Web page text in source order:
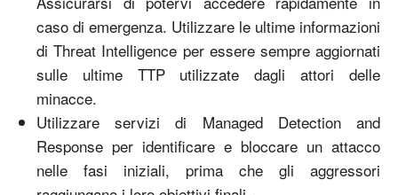
caso di emergenza. Utilizzare le ultime informazioni
di Threat Intelligence per essere sempre aggiornati
sulle ultime TTP utilizzate dagli attori delle
minacce.
Utilizzare servizi di Managed Detection and
Response per identificare e bloccare un attacco
nelle fasi iniziali, prima che gli aggressori